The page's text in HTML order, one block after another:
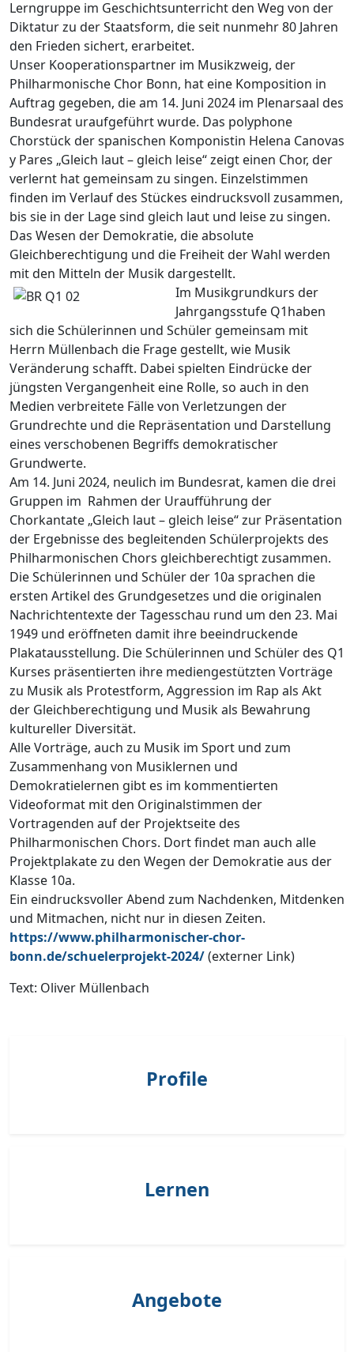
Lerngruppe im Geschichtsunterricht den Weg von der
Diktatur zu der Staatsform, die seit nunmehr 80 Jahren
den Frieden sichert, erarbeitet.
Unser Kooperationspartner im Musikzweig, der
Philharmonische Chor Bonn, hat eine Komposition in
Auftrag gegeben, die am 14. Juni 2024 im Plenarsaal des
Bundesrat uraufgeführt wurde. Das polyphone
Chorstück der spanischen Komponistin Helena Canovas
y Pares „Gleich laut – gleich leise“ zeigt einen Chor, der
verlernt hat gemeinsam zu singen. Einzelstimmen
finden im Verlauf des Stückes eindrucksvoll zusammen,
bis sie in der Lage sind gleich laut und leise zu singen.
Das Wesen der Demokratie, die absolute
Gleichberechtigung und die Freiheit der Wahl werden
mit den Mitteln der Musik dargestellt.
Im Musikgrundkurs der
Jahrgangsstufe Q1haben
sich die Schülerinnen und Schüler gemeinsam mit
Herrn Müllenbach die Frage gestellt, wie Musik
Veränderung schafft. Dabei spielten Eindrücke der
jüngsten Vergangenheit eine Rolle, so auch in den
Medien verbreitete Fälle von Verletzungen der
Grundrechte und die Repräsentation und Darstellung
eines verschobenen Begriffs demokratischer
Grundwerte.
Am 14. Juni 2024, neulich im Bundesrat, kamen die drei
Gruppen im Rahmen der Uraufführung der
Chorkantate „Gleich laut – gleich leise“ zur Präsentation
der Ergebnisse des begleitenden Schülerprojekts des
Philharmonischen Chors gleichberechtigt zusammen.
Die Schülerinnen und Schüler der 10a sprachen die
ersten Artikel des Grundgesetzes und die originalen
Nachrichtentexte der Tagesschau rund um den 23. Mai
1949 und eröffneten damit ihre beeindruckende
Plakatausstellung. Die Schülerinnen und Schüler des Q1
Kurses präsentierten ihre mediengestützten Vorträge
zu Musik als Protestform, Aggression im Rap als Akt
der Gleichberechtigung und Musik als Bewahrung
kultureller Diversität.
Alle Vorträge, auch zu Musik im Sport und zum
Zusammenhang von Musiklernen und
Demokratielernen gibt es im kommentierten
Videoformat mit den Originalstimmen der
Vortragenden auf der Projektseite des
Philharmonischen Chors. Dort findet man auch alle
Projektplakate zu den Wegen der Demokratie aus der
Klasse 10a.
Ein eindrucksvoller Abend zum Nachdenken, Mitdenken
und Mitmachen, nicht nur in diesen Zeiten.
https://www.philharmonischer-chor-
bonn.de/schuelerprojekt-2024/(externer Link)
Text: Oliver Müllenbach
Profile
Lernen
Angebote